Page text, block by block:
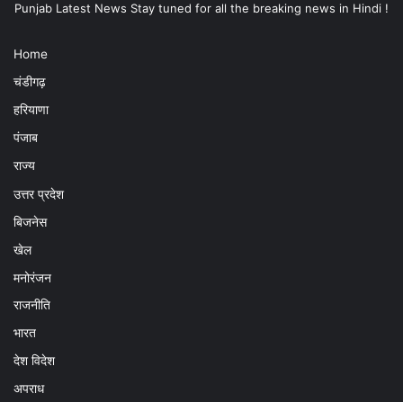
Punjab Latest News Stay tuned for all the breaking news in Hindi !
Home
चंडीगढ़
हरियाणा
पंजाब
राज्य
उत्तर प्रदेश
बिजनेस
खेल
मनोरंजन
राजनीति
भारत
देश विदेश
अपराध